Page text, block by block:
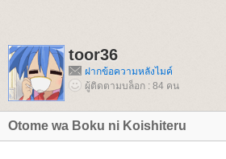
toor36
ฝากข้อความหลังไมค์
ผู้ติดตามบล็อก : 84 คน
Otome wa Boku ni Koishiteru